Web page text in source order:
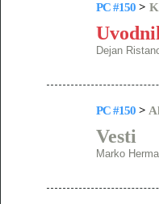
PC #150 >
Dejan
PC #150 >
Vesti
Marko